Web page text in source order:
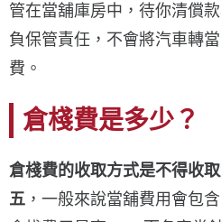
管在當舖庫房中，待你清償
負保管責任，不會將汽車轉
費。
倉棧費是多少？
倉棧費的收取方式是不得收
五 ，一般來說當舖費用會包